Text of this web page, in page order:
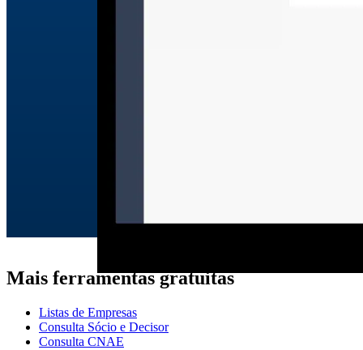
Mais ferramentas gratuitas
Listas de Empresas
Consulta Sócio e Decisor
Consulta CNAE